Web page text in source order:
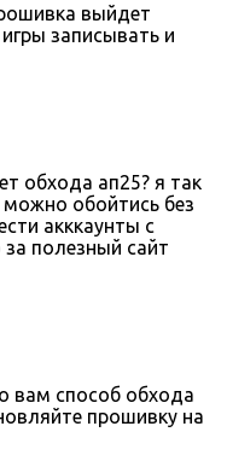
выйдет
записывать и
обхода ап25? я так
обойтись без
акккаунты с
полезный сайт
вам способ обхода
прошивку на